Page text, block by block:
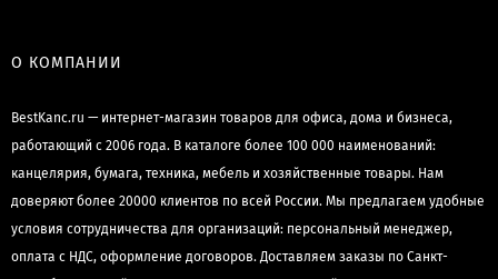
О КОМПАНИИ
BestKanc.ru — интернет-магазин товаров для офиса, дома и бизнеса,
работающий с 2006 года. В каталоге более 100 000 наименований:
канцелярия, бумага, техника, мебель и хозяйственные товары. Нам
доверяют более 20000 клиентов по всей России. Мы предлагаем удобные
условия сотрудничества для организаций: персональный менеджер,
оплата с НДС, оформление договоров. Доставляем заказы по Санкт-